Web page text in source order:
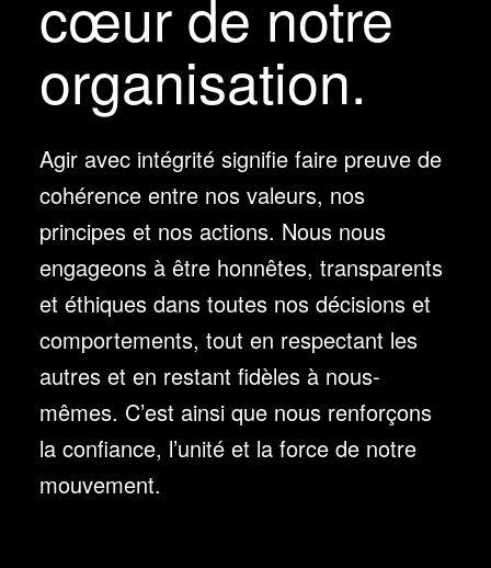
cœur de notre
organisation.
Agir avec intégrité signifie faire preuve de
cohérence entre nos valeurs, nos
principes et nos actions. Nous nous
engageons à être honnêtes, transparents
et éthiques dans toutes nos décisions et
comportements, tout en respectant les
autres et en restant fidèles à nous-
mêmes. C’est ainsi que nous renforçons
la confiance, l’unité et la force de notre
mouvement.